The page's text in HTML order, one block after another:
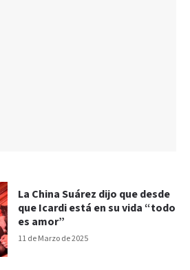
11 de Marzo de 2025
La China Suárez dijo que desde
que Icardi está en su vida “todo
es amor”